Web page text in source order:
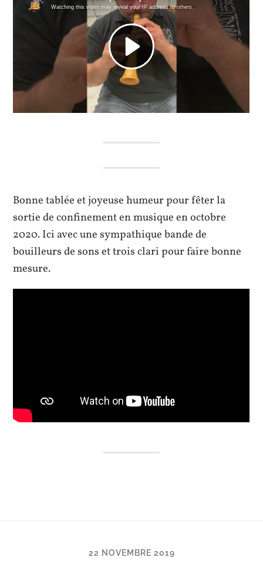
Bonne tablée et joyeuse humeur pour fêter la
sortie de confinement en musique en octobre
2020. Ici avec une sympathique bande de
bouilleurs de sons et trois clari pour faire bonne
mesure.
22 NOVEMBRE 2019